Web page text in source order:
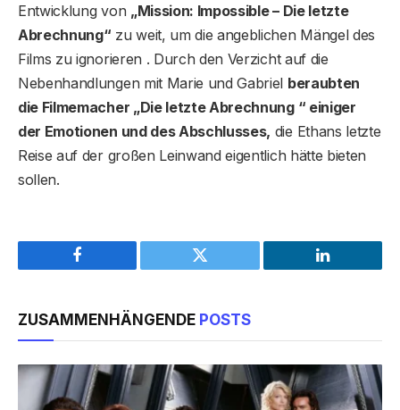
Entwicklung von „Mission: Impossible – Die letzte
Abrechnung“ zu weit, um die angeblichen Mängel des
Films zu ignorieren . Durch den Verzicht auf die
Nebenhandlungen mit Marie und Gabriel beraubten
die Filmemacher „Die letzte Abrechnung “ einiger
der Emotionen und des Abschlusses, die Ethans letzte
Reise auf der großen Leinwand eigentlich hätte bieten
sollen.
Facebook Twitter LinkedIn
ZUSAMMENHÄNGENDE POSTS